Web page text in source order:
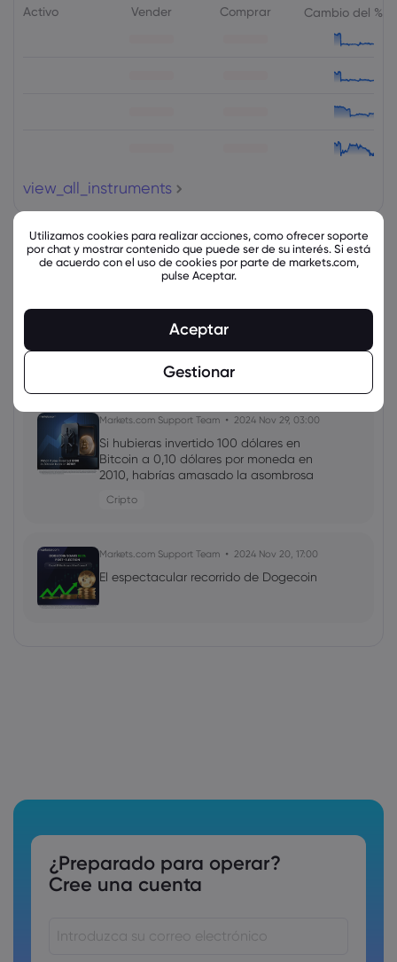
Activo Vender Comprar Cambio del %
view_all_instruments
latest_education_articles Mostrar más
Criptomonedas 2025: análisis de las
Markets.com Support Team 2024 Nov 29, 03:00
Si hubieras invertido 100 dólares en
Bitcoin a 0,10 dólares por moneda en
2010, habrías amasado la asombrosa
Cripto
Markets.com Support Team 2024 Nov 20, 17:00
El espectacular recorrido de Dogecoin
¿Preparado para operar?
Cree una cuenta
Utilizamos cookies para realizar acciones, como ofrecer soporte
por chat y mostrar contenido que puede ser de su interés. Si está
de acuerdo con el uso de cookies por parte de markets.com,
pulse Aceptar.
Aceptar
Gestionar